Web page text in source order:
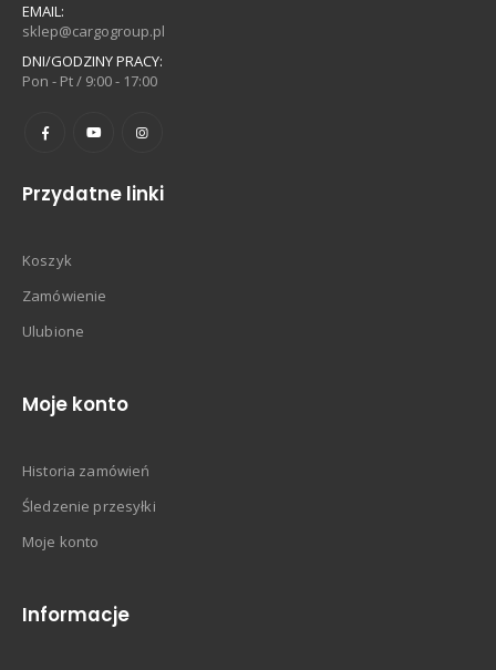
EMAIL:
sklep@cargogroup.pl
DNI/GODZINY PRACY:
Pon - Pt / 9:00 - 17:00
Przydatne linki
Koszyk
Zamówienie
Ulubione
Moje konto
Historia zamówień
Śledzenie przesyłki
Moje konto
Informacje